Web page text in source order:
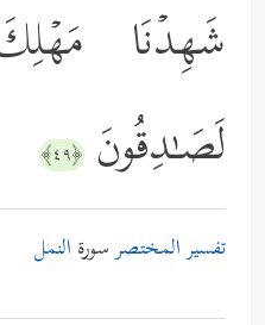
شَهِدۡنَا
لَصَـٰدِقُونَ ﴿٤٩﴾
تفسير المختصرسورة النمل